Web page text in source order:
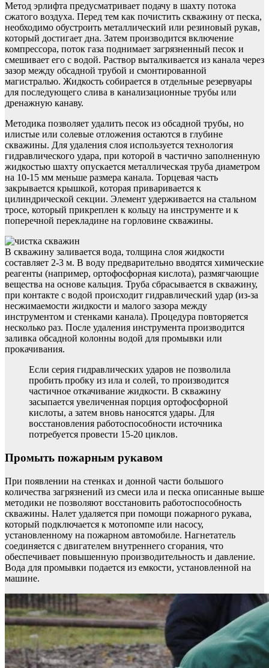
Метод эрлифта предусматривает подачу в шахту потока
сжатого воздуха. Перед тем как почистить скважину от песка,
необходимо обустроить металлический или резиновый рукав,
который достигает дна. Затем производится включение
компрессора, поток газа поднимает загрязненный песок и
смешивает его с водой. Раствор выталкивается из канала через
зазор между обсадной трубой и смонтированной
магистралью. Жидкость собирается в отдельные резервуары
для последующего слива в канализационные трубы или
дренажную канаву.
Методика позволяет удалить песок из обсадной трубы, но
илистые или солевые отложения остаются в глубине
скважины. Для удаления слоя используется технология
гидравлического удара, при которой в частично заполненную
жидкостью шахту опускается металлическая труба диаметром
на 10-15 мм меньше размера канала. Торцевая часть
закрывается крышкой, которая приваривается к
цилиндрической секции. Элемент удерживается на стальном
тросе, который прикреплен к кольцу на инструменте и к
поперечной перекладине на горловине скважины.
В скважину заливается вода, толщина слоя жидкости
составляет 2-3 м. В воду предварительно вводятся химические
реагенты (например, ортофосфорная кислота), размягчающие
вещества на основе кальция. Труба сбрасывается в скважину,
при контакте с водой происходит гидравлический удар (из-за
несжимаемости жидкости и малого зазора между
инструментом и стенками канала). Процедура повторяется
несколько раз. После удаления инструмента производится
заливка обсадной колонны водой для промывки или
прокачивания.
Если серия гидравлических ударов не позволила
пробить пробку из ила и солей, то производится
частичное откачивание жидкости. В скважину
засыпается увеличенная порция ортофосфорной
кислоты, а затем вновь наносятся удары. Для
восстановления работоспособности источника
потребуется провести 15-20 циклов.
Промыть пожарным рукавом
При появлении на стенках и донной части большого
количества загрязнений из смеси ила и песка описанные выше
методики не позволяют восстановить работоспособность
скважины. Налет удаляется при помощи пожарного рукава,
который подключается к мотопомпе или насосу,
установленному на пожарном автомобиле. Нагнетатель
соединяется с двигателем внутреннего сгорания, что
обеспечивает повышенную производительность и давление.
Вода для промывки подается из емкости, установленной на
машине.